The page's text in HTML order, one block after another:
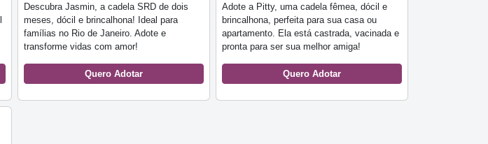
Descubra Jasmin, a cadela SRD de dois
meses, dócil e brincalhona! Ideal para
famílias no Rio de Janeiro. Adote e
transforme vidas com amor!
Quero Adotar
Adote a Pitty, uma cadela fêmea, dócil e
brincalhona, perfeita para sua casa ou
apartamento. Ela está castrada, vacinada e
pronta para ser sua melhor amiga!
Quero Adotar